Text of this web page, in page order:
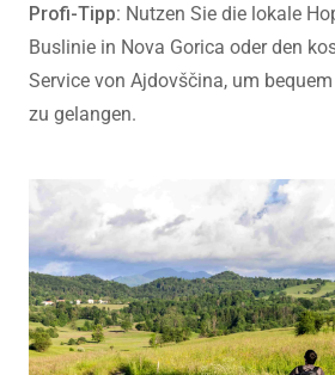
Profi-Tipp: Nutzen Sie die lokale
Buslinie in Nova Gorica oder den
Service von Ajdovščina, um
zu gelangen.